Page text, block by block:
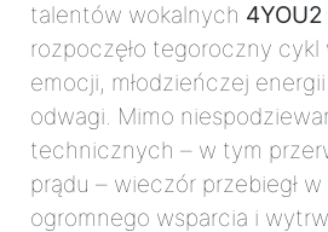
talentów wokalnych 4YOU2
rozpoczęło tegoroczny cykl
emocji, młodzieńczej
odwagi. Mimo
technicznych – w tym
prądu – wieczór przebiegł
ogromnego wsparcia i